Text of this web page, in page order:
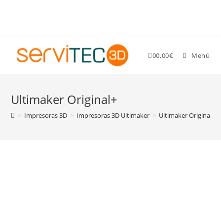
00,00€ Menú
Ultimaker Original+
> Impresoras 3D > Impresoras 3D Ultimaker > Ultimaker Original+